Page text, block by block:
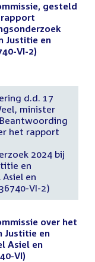
gesteld
rapport
Justitie en
VI-2)
d.d. 17
minister
het rapport
2024 bij
en
en
VI-2)
over het
Justitie en
Asiel en
VI)